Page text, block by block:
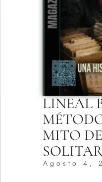
LINEAL
MITO
Agosto 4,